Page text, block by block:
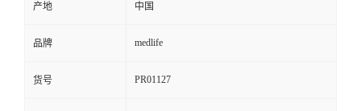
产地 中国
品牌 medlife
货号 PR01127